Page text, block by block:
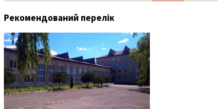
Рекомендований перелік